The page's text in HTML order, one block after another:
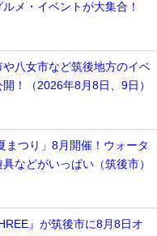
メ・イベントが大集合！
八女市など筑後地方のイベ
！（2026年8月8日、9日）
まつり」8月開催！ウォータ
などがいっぱい（筑後市）
』が筑後市に8月8日オ